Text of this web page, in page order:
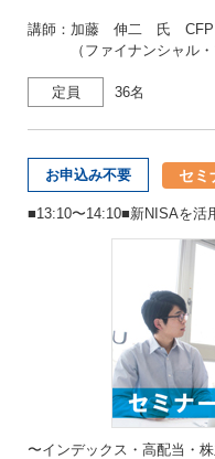
講師：加藤 伸二 氏 CFP
（ファイナンシャル・
定員 36名
お申込み不要 セミ
■13:10〜14:10■新NISAを
〜インデックス・高配当・